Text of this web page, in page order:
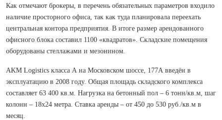
Как отмечают брокеры, в перечень обязательных параметров входило
наличие просторного офиса, так как туда планировала переехать
центральная контора предприятия. В итоге размер арендованного
офисного блока составил 1100 «квадратов». Складские помещения
оборудованы стеллажами и мезонином.
AKM Logistics класса А на Московском шоссе, 177А введён в
эксплуатацию в 2008 году. Общая площадь складского комплекса
составляет 63 400 кв.м. Нагрузка на бетонный пол – 6 тонн/кв.м, шаг
колонн – 18х24 метра. Ставка аренды – от 450 до 530 руб./кв.м в
месяц.